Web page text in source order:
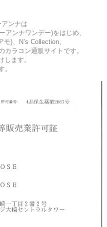
ンナは
アンナワンデー)をはじめ、
)、N’s Collection、
カラコン通販サイトです。
ます。
。